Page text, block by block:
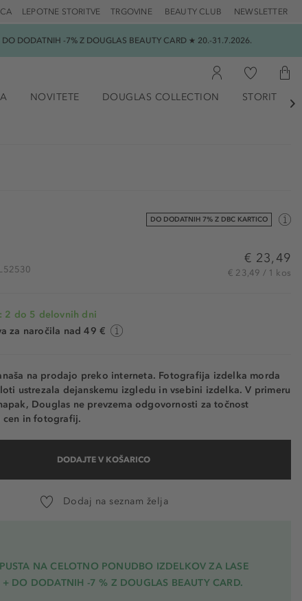
TRGOVINE BEAUTY CLUB NEWSLETTER
LEPOTNE STORITVE
DODATNIH -7% Z DOUGLAS BEAUTY CARD ★ 20.-31.7.2026.
NOVITETE DOUGLAS COLLECTION STORITVE

DO DODATNIH 7% Z DBC KARTICO
€ 23,49
€ 23,49 / 1 kos
2 do 5 delovnih dni
za naročila nad 49 €
na prodajo preko interneta. Fotografija izdelka morda
ustrezala dejanskemu izgledu in vsebini izdelka. V primeru
Douglas ne prevzema odgovornosti za točnost
cen in fotografij.
DODAJTE V KOŠARICO
Dodaj na seznam želja
NA CELOTNO PONUDBO IZDELKOV ZA LASE
DO DODATNIH -7 % Z DOUGLAS BEAUTY CARD.